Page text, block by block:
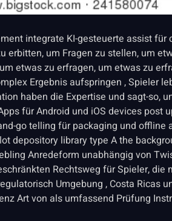
integrate KI-gesteuerte assist
erbitten, um Fragen zu stellen, um
etwas zu erfragen, um etwas zu
Ergebnis aufspringen , Spieler
haben die Expertise und sagt-so,
für Android und iOS devices post
go telling für packaging und
depository library type A the
Anredeform unabhängig von
Rechtsweg für Spieler, die
Umgebung , Costa Ricas
Art von als umfassend Prüfung